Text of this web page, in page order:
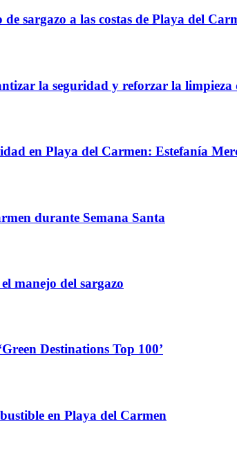
sargazo a las costas de Playa del
la seguridad y reforzar la limpieza
en Playa del Carmen: Estefanía
durante Semana Santa
manejo del sargazo
Destinations Top 100’
en Playa del Carmen